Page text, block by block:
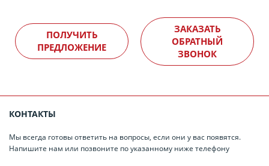
ПОЛУЧИТЬ
ПРЕДЛОЖЕНИЕ
ЗАКАЗАТЬ
ОБРАТНЫЙ
ЗВОНОК
КОНТАКТЫ
Мы всегда готовы ответить на вопросы, если они у вас появятся.
Напишите нам или позвоните по указанному ниже телефону